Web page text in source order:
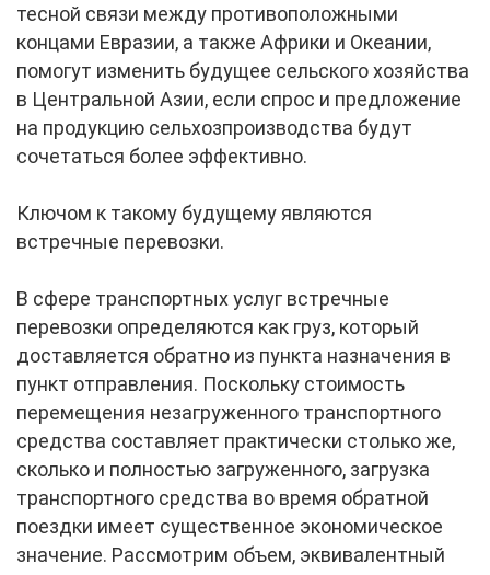
тесной связи между противоположными
концами Евразии, а также Африки и Океании,
помогут изменить будущее сельского хозяйства
в Центральной Азии, если спрос и предложение
на продукцию сельхозпроизводства будут
сочетаться более эффективно.
Ключом к такому будущему являются
встречные перевозки.
В сфере транспортных услуг встречные
перевозки определяются как груз, который
доставляется обратно из пункта назначения в
пункт отправления. Поскольку стоимость
перемещения незагруженного транспортного
средства составляет практически столько же,
сколько и полностью загруженного, загрузка
транспортного средства во время обратной
поездки имеет существенное экономическое
значение. Рассмотрим объем, эквивалентный